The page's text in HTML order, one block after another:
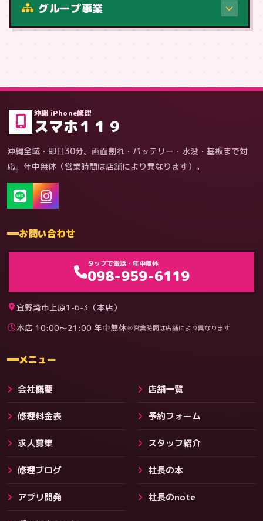
症状・内容から
料金
グループ事業
沖縄 iPhone修理
スマホ１１９
沖縄全域・即日30分。画面割れ・バッテリー・水没・基板まで対
応。年中無休（営業時間は店舗により異なります）。
お問い合わせ
タップで電話・年中無休
098-959-6119
宜野湾市上原1-6-3（本店）
本店 10:00〜21:00 年中無休※営業時間は店舗により異なります
メニュー
会社概要 店舗一覧
修理料金表 予約フォーム
求人募集 スタッフ紹介
修理ブログ 社長の本
アプリ開発 社長のnote